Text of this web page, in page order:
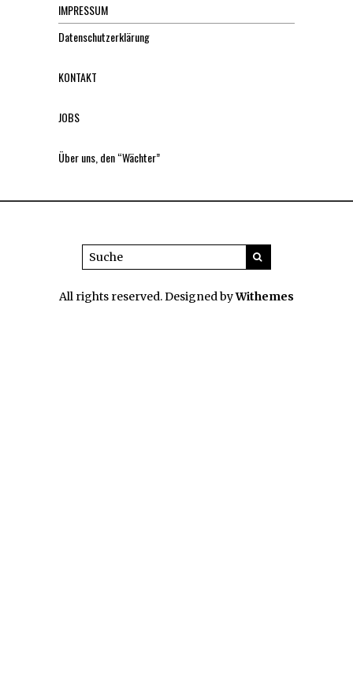
IMPRESSUM
Datenschutzerklärung
KONTAKT
JOBS
Über uns, den “Wächter”
All rights reserved. Designed byWithemes